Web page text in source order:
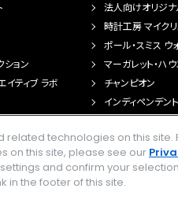
ション
イティブ ラボ
法人向けオリジナ
時計工房 マイク
ポール・スミス ウ
マーガレット・ハ
チャンピオン
インディペンデント
related technologies on this
on this site, please see our
and confirm your
in the footer of this site.